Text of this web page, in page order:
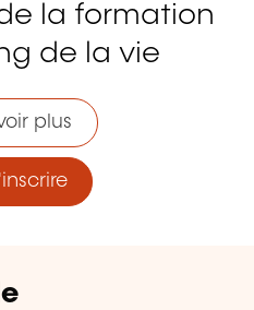
la formation
de la vie
plus